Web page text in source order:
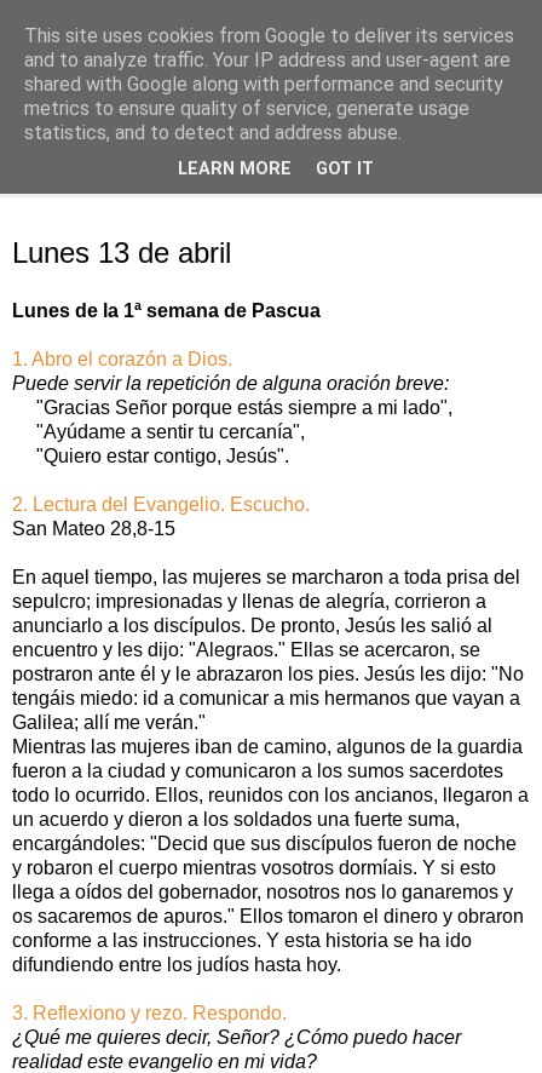
Oración personal
con el Evangelio de cada día
Lunes 13 de abril
Lunes de la 1ª semana de Pascua
1. Abro el corazón a Dios.
Puede servir la repetición de alguna oración breve:
"Gracias Señor porque estás siempre a mi lado",
"Ayúdame a sentir tu cercanía",
"Quiero estar contigo, Jesús".
2. Lectura del Evangelio. Escucho.
San Mateo 28,8-15
En aquel tiempo, las mujeres se marcharon a toda prisa del
sepulcro; impresionadas y llenas de alegría, corrieron a
anunciarlo a los discípulos. De pronto, Jesús les salió al
encuentro y les dijo: "Alegraos." Ellas se acercaron, se
postraron ante él y le abrazaron los pies. Jesús les dijo: "No
tengáis miedo: id a comunicar a mis hermanos que vayan a
Galilea; allí me verán."
Mientras las mujeres iban de camino, algunos de la guardia
fueron a la ciudad y comunicaron a los sumos sacerdotes
todo lo ocurrido. Ellos, reunidos con los ancianos, llegaron a
un acuerdo y dieron a los soldados una fuerte suma,
encargándoles: "Decid que sus discípulos fueron de noche
y robaron el cuerpo mientras vosotros dormíais. Y si esto
llega a oídos del gobernador, nosotros nos lo ganaremos y
os sacaremos de apuros." Ellos tomaron el dinero y obraron
conforme a las instrucciones. Y esta historia se ha ido
difundiendo entre los judíos hasta hoy.
3. Reflexiono y rezo. Respondo.
¿Qué me quieres decir, Señor? ¿Cómo puedo hacer
realidad este evangelio en mi vida?
This site uses cookies from Google to deliver its services
and to analyze traffic. Your IP address and user-agent are
shared with Google along with performance and security
metrics to ensure quality of service, generate usage
statistics, and to detect and address abuse.
LEARN MORE GOT IT